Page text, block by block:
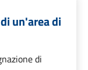
un'area di
di